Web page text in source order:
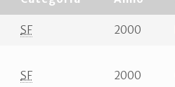
SF 2000
SF 2000